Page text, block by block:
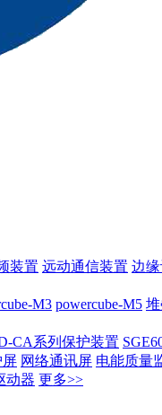
装置 远动通信装置 边
M3 powercube-M5
CA系列保护装置
屏 网络通讯屏 电能质量
动器 更多>>